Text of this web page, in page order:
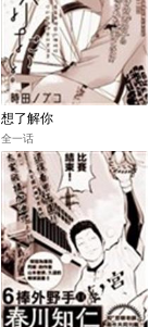
想了解你
全一话